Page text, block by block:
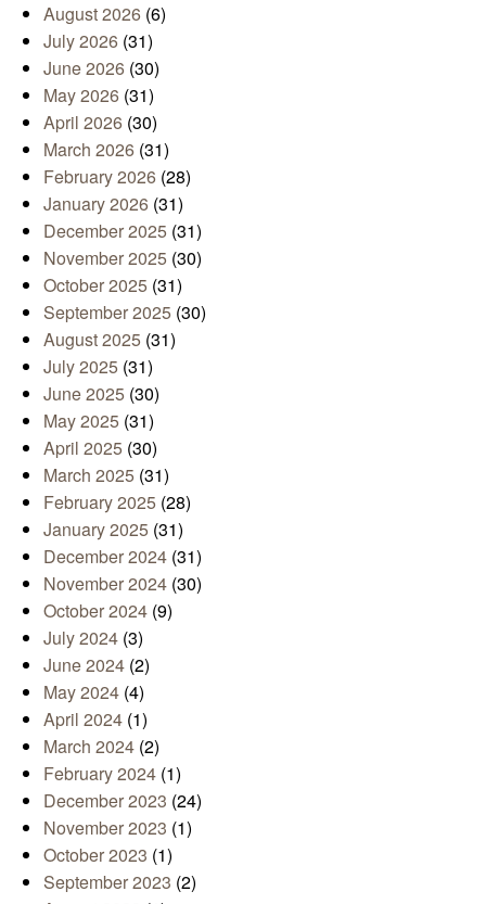
August 2026 (6)
July 2026 (31)
June 2026 (30)
May 2026 (31)
April 2026 (30)
March 2026 (31)
February 2026 (28)
January 2026 (31)
December 2025 (31)
November 2025 (30)
October 2025 (31)
September 2025 (30)
August 2025 (31)
July 2025 (31)
June 2025 (30)
May 2025 (31)
April 2025 (30)
March 2025 (31)
February 2025 (28)
January 2025 (31)
December 2024 (31)
November 2024 (30)
October 2024 (9)
July 2024 (3)
June 2024 (2)
May 2024 (4)
April 2024 (1)
March 2024 (2)
February 2024 (1)
December 2023 (24)
November 2023 (1)
October 2023 (1)
September 2023 (2)